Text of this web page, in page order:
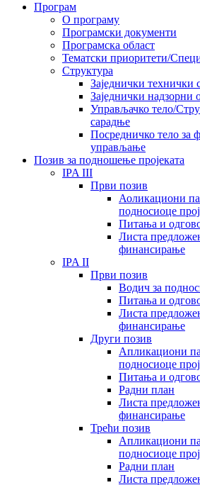
Програм
О програму
Програмски документи
Програмска област
Тематски приоритети/
Структура
Заједнички технички
Заједнички надзорни
Управљачко тело/
сарадње
Посредничко тело за
управљање
Позив за подношење пројеката
IPA III
Први позив
Аоликациони
подносиоце
Питања и
Листа
финансирање
IPA II
Први позив
Водич за
Питања и
Листа
финансирање
Други позив
Апликациони
подносиоце
Питања и
Радни план
Листа
финансирање
Трећи позив
Апликациони
подносиоце
Радни план
Листа